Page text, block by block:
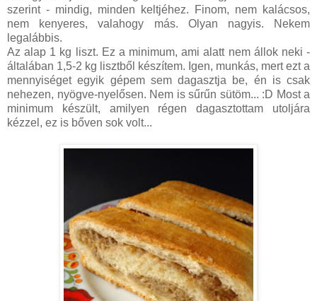
szerint - mindig, minden keltjéhez. Finom, nem kalácsos,
nem kenyeres, valahogy más. Olyan nagyis. Nekem
legalábbis.
Az alap 1 kg liszt. Ez a minimum, ami alatt nem állok neki -
általában 1,5-2 kg lisztből készítem. Igen, munkás, mert ezt a
mennyiséget egyik gépem sem dagasztja be, én is csak
nehezen, nyögve-nyelősen. Nem is sűrűn sütöm... :D Most a
minimum készült, amilyen régen dagasztottam utoljára
kézzel, ez is bőven sok volt...